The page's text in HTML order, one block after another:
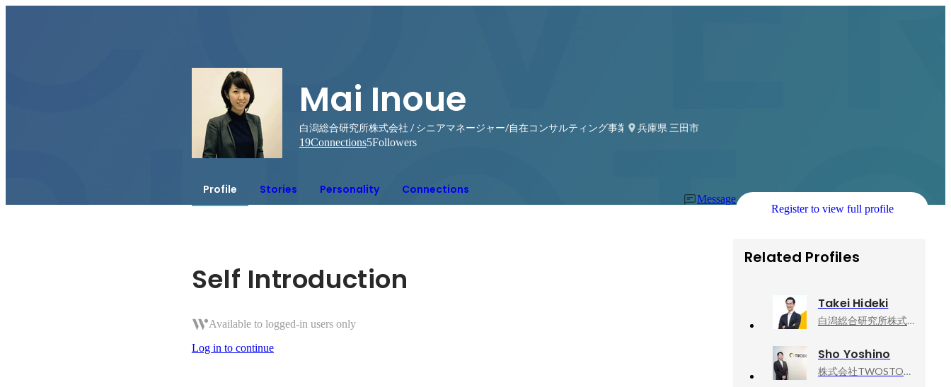
Mai Inoue
白潟総合研究所株式会社 / シニアマネージャー/自在コンサルティング事業部長兵庫県 三田市
19Connections5Followers
Profile Stories Personality Connections
Message
Register to view full profile
Self Introduction
Available to logged-in users only
Log in to continue
Related Profiles
Takei Hideki
白潟総合研究所株式会社, M&A事業部 シニアマネージャー
Sho Yoshino
株式会社TWOSTONE&Sons, 執行役員